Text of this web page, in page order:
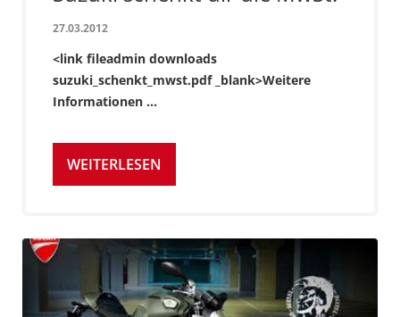
27.03.2012
<link fileadmin downloads
suzuki_schenkt_mwst.pdf _blank>Weitere
Informationen ...
WEITERLESEN